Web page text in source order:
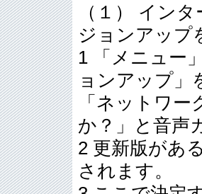
（１） イン
ジョンアップ
1 「メニュー
ョンアップ」
「ネットワ
か？」と音声
2 更新版があ
されます。